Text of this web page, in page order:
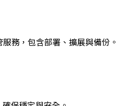
務，包含部署、擴展與備份。